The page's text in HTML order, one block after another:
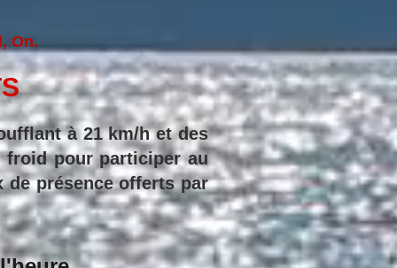
On.
à 21 km/h et des
froid pour participer au
de présence offerts par